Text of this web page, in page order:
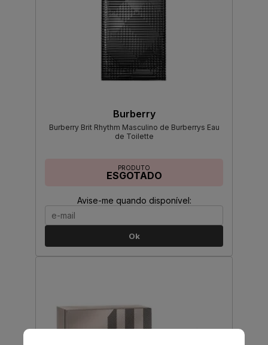
Burberry
Burberry Brit Rhythm Masculino de Burberrys Eau
de Toilette
PRODUTO
ESGOTADO
Avise-me quando disponível:
Ok